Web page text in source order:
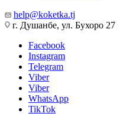
help@koketka.tj
г. Душанбе, ул. Бухоро 27
Facebook
Instagram
Telegram
Viber
Viber
WhatsApp
TikTok